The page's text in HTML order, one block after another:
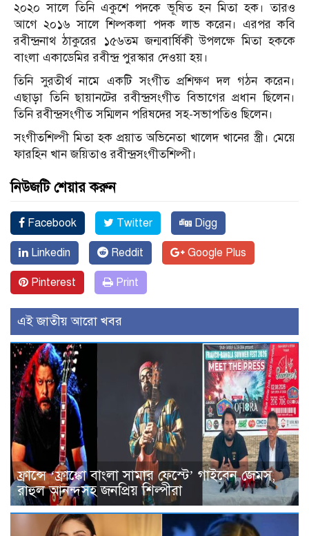
২০২০ সালে তিনি একুশে পদকে ভূষিত হন মিতা হক। তারও
আগে ২০১৬ সালে শিল্পকলা পদক লাভ করেন। এরপর কবি
রবীন্দ্রনাথ ঠাকুরের ১৫৬তম জন্মবার্ষিকী উপলক্ষে মিতা হককে
বাংলা একাডেমির রবীন্দ্র পুরস্কার দেওয়া হয়।
তিনি সুরতীর্থ নামে একটি সংগীত প্রশিক্ষণ দল গঠন করেন।
এছাড়া তিনি ছায়ানটের রবীন্দ্রসংগীত বিভাগের প্রধান ছিলেন।
তিনি রবীন্দ্রসংগীত সম্মিলন পরিষদের সহ-সভাপতিও ছিলেন।
সংগীতশিল্পী মিতা হক প্রয়াত অভিনেতা খালেদ খানের স্ত্রী। মেয়ে
ফারহিন খান জয়িতাও রবীন্দ্রসংগীতশিল্পী।
নিউজটি শেয়ার করুন
Facebook Twitter Digg
Linkedin Reddit Google Plus
Pinterest Print
এই জাতীয় আরো খবর
ফ্রান্সে ‘ফ্রাঙ্কো বাংলা সামার ফেস্টে’ গাইবেন জেমস,
রাহুল আনন্দসহ জনপ্রিয় শিল্পীরা